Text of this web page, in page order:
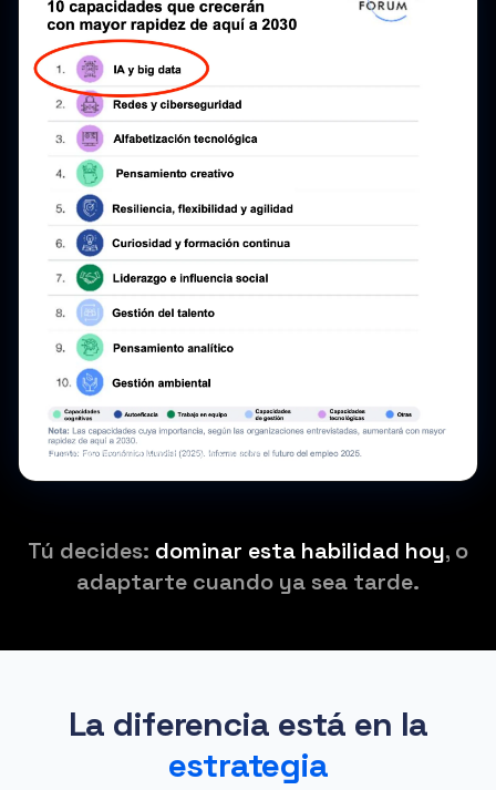
Fuente: World Economic Forum
Tú decides: dominar esta habilidad hoy, o
adaptarte cuando ya sea tarde.
La diferencia está en la
estrategia